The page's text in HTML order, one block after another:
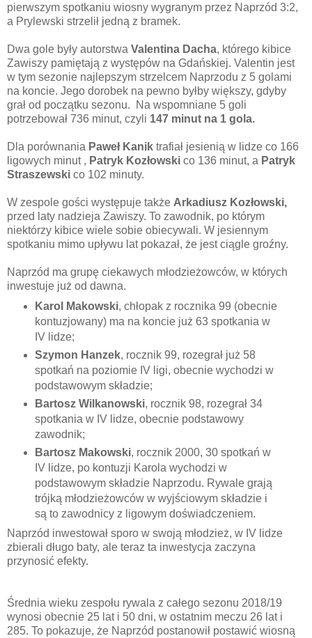
pierwszym spotkaniu wiosny wygranym przez Naprzód 3:2,
a Prylewski strzelił jedną z bramek.
Dwa gole były autorstwa Valentina Dacha, którego kibice
Zawiszy pamiętają z występów na Gdańskiej. Valentin jest
w tym sezonie najlepszym strzelcem Naprzodu z 5 golami
na koncie. Jego dorobek na pewno byłby większy, gdyby
grał od początku sezonu. Na wspomniane 5 goli
potrzebował 736 minut, czyli 147 minut na 1 gola.
Dla porównania Paweł Kanik trafiał jesienią w lidze co 166
ligowych minut , Patryk Kozłowski co 136 minut, a Patryk
Straszewski co 102 minuty.
W zespole gości występuje także Arkadiusz Kozłowski,
przed laty nadzieja Zawiszy. To zawodnik, po którym
niektórzy kibice wiele sobie obiecywali. W jesiennym
spotkaniu mimo upływu lat pokazał, że jest ciągle groźny.
Naprzód ma grupę ciekawych młodzieżowców, w których
inwestuje już od dawna.
Karol Makowski, chłopak z rocznika 99 (obecnie
kontuzjowany) ma na koncie już 63 spotkania w
IV lidze;
Szymon Hanzek, rocznik 99, rozegrał już 58
spotkań na poziomie IV ligi, obecnie wychodzi w
podstawowym składzie;
Bartosz Wilkanowski, rocznik 98, rozegrał 34
spotkania w IV lidze, obecnie podstawowy
zawodnik;
Bartosz Makowski, rocznik 2000, 30 spotkań w
IV lidze, po kontuzji Karola wychodzi w
podstawowym składzie Naprzodu. Rywale grają
trójką młodzieżowców w wyjściowym składzie i
są to zawodnicy z ligowym doświadczeniem.
Naprzód inwestował sporo w swoją młodzież, w IV lidze
zbierali długo baty, ale teraz ta inwestycja zaczyna
przynosić efekty.
Średnia wieku zespołu rywala z całego sezonu 2018/19
wynosi obecnie 25 lat i 50 dni, w ostatnim meczu 26 lat i
285. To pokazuje, że Naprzód postanowił postawić wiosną